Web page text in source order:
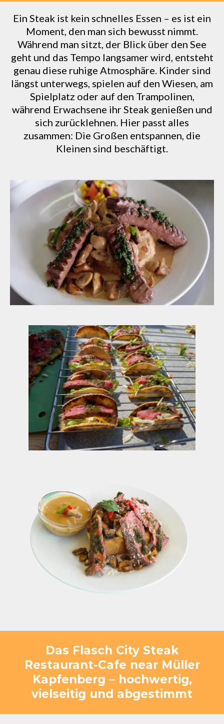
Ein Steak ist kein schnelles Essen – es ist ein
Moment, den man sich bewusst nimmt.
Während man sitzt, der Blick über den See
geht und das Tempo langsamer wird, entsteht
genau diese ruhige Atmosphäre. Kinder sind
längst unterwegs, spielen auf den Wiesen, am
Spielplatz oder auf den Trampolinen,
während Erwachsene ihr Steak genießen und
sich zurücklehnen. Hier passt alles
zusammen: Die Großen entspannen, die
Kleinen sind beschäftigt.
Das Flasch City Steak
Restaurant-Cafe near Müller
Kapfenberg – hochwertig,
vielseitig und abgestimmt